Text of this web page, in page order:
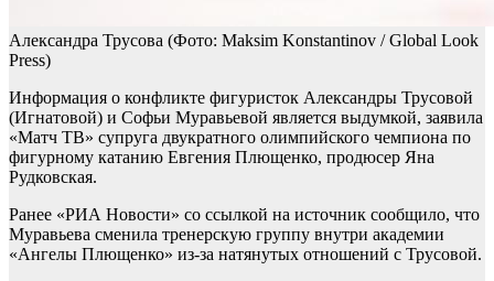
Александра Трусова (Фото: Maksim Konstantinov / Global Look
Press)
Информация о конфликте фигуристок Александры Трусовой
(Игнатовой) и Софьи Муравьевой является выдумкой, заявила
«Матч ТВ» супруга двукратного олимпийского чемпиона по
фигурному катанию Евгения Плющенко, продюсер Яна
Рудковская.
Ранее «РИА Новости» со ссылкой на источник сообщило, что
Муравьева сменила тренерскую группу внутри академии
«Ангелы Плющенко» из-за натянутых отношений с Трусовой.